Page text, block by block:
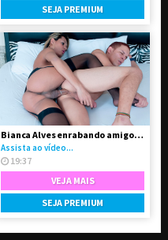
SEJA PREMIUM
Bianca Alves enrabando amigo gay
Assista ao vídeo...
19:37
VEJA MAIS
SEJA PREMIUM